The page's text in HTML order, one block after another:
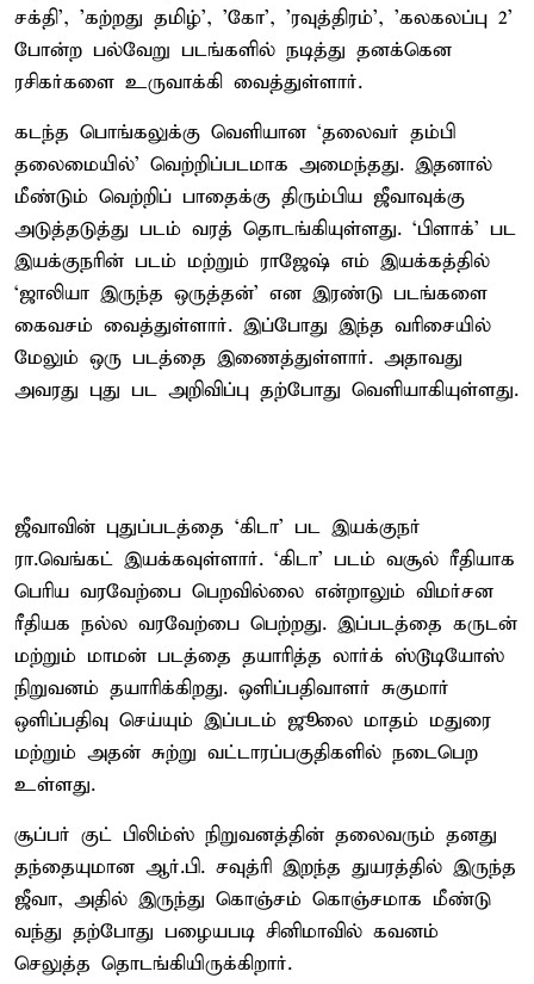
சக்தி', 'கற்றது தமிழ்', 'கோ', 'ரவுத்திரம்', 'கலகலப்பு 2'
போன்ற பல்வேறு படங்களில் நடித்து தனக்கென
ரசிகர்களை உருவாக்கி வைத்துள்ளார்.
கடந்த பொங்கலுக்கு வெளியான ‘தலைவர் தம்பி
தலைமையில்’ வெற்றிப்படமாக அமைந்தது. இதனால்
மீண்டும் வெற்றிப் பாதைக்கு திரும்பிய ஜீவாவுக்கு
அடுத்தடுத்து படம் வரத் தொடங்கியுள்ளது. ‘பிளாக்’ பட
இயக்குநரின் படம் மற்றும் ராஜேஷ் எம் இயக்கத்தில்
‘ஜாலியா இருந்த ஒருத்தன்’ என இரண்டு படங்களை
கைவசம் வைத்துள்ளார். இப்போது இந்த வரிசையில்
மேலும் ஒரு படத்தை இணைத்துள்ளார். அதாவது
அவரது புது பட அறிவிப்பு தற்போது வெளியாகியுள்ளது.
ஜீவாவின் புதுப்படத்தை ‘கிடா’ பட இயக்குநர்
ரா.வெங்கட் இயக்கவுள்ளார். ‘கிடா’ படம் வசூல் ரீதியாக
பெரிய வரவேற்பை பெறவில்லை என்றாலும் விமர்சன
ரீதியக நல்ல வரவேற்பை பெற்றது. இப்படத்தை கருடன்
மற்றும் மாமன் படத்தை தயாரித்த லார்க் ஸ்டூடியோஸ்
நிறுவனம் தயாரிக்கிறது. ஒளிப்பதிவாளர் சுகுமார்
ஒளிப்பதிவு செய்யும் இப்படம் ஜூலை மாதம் மதுரை
மற்றும் அதன் சுற்று வட்டாரப்பகுதிகளில் நடைபெற
உள்ளது.
சூப்பர் குட் பிலிம்ஸ் நிறுவனத்தின் தலைவரும் தனது
தந்தையுமான ஆர்.பி. சவுத்ரி இறந்த துயரத்தில் இருந்த
ஜீவா, அதில் இருந்து கொஞ்சம் கொஞ்சமாக மீண்டு
வந்து தற்போது பழையபடி சினிமாவில் கவனம்
செலுத்த தொடங்கியிருக்கிறார்.